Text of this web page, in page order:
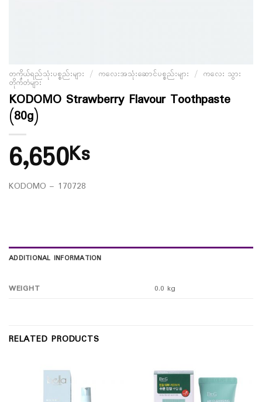
တကိုယ်ရည်သုံးပစ္စည်းများ / ကလေးအသုံးဆောင်ပစ္စည်းများ / ကလေး သွား
တိုက်တံများ
KODOMO Strawberry Flavour Toothpaste
(80g)
6,650Ks
KODOMO – 170728
ADDITIONAL INFORMATION
WEIGHT 0.0 kg
RELATED PRODUCTS